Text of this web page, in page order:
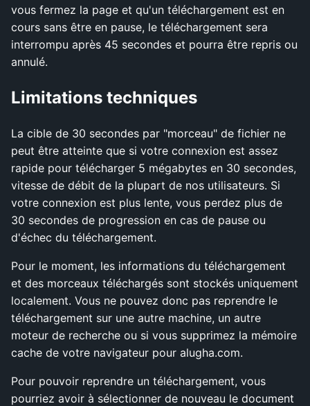
vous fermez la page et qu'un téléchargement est en
cours sans être en pause, le téléchargement sera
interrompu après 45 secondes et pourra être repris ou
annulé.
Limitations techniques
La cible de 30 secondes par "morceau" de fichier ne
peut être atteinte que si votre connexion est assez
rapide pour télécharger 5 mégabytes en 30 secondes,
vitesse de débit de la plupart de nos utilisateurs. Si
votre connexion est plus lente, vous perdez plus de
30 secondes de progression en cas de pause ou
d'échec du téléchargement.
Pour le moment, les informations du téléchargement
et des morceaux téléchargés sont stockés uniquement
localement. Vous ne pouvez donc pas reprendre le
téléchargement sur une autre machine, un autre
moteur de recherche ou si vous supprimez la mémoire
cache de votre navigateur pour alugha.com.
Pour pouvoir reprendre un téléchargement, vous
pourriez avoir à sélectionner de nouveau le document